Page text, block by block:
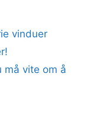
vinduer
må vite om å